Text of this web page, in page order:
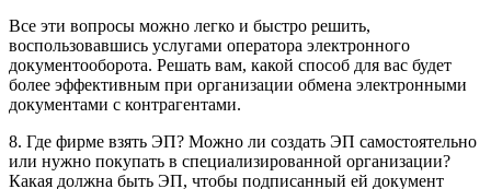
Все эти вопросы можно легко и быстро решить,
воспользовавшись услугами оператора электронного
документооборота. Решать вам, какой способ для вас будет
более эффективным при организации обмена электронными
документами с контрагентами.
8. Где фирме взять ЭП? Можно ли создать ЭП самостоятельно
или нужно покупать в специализированной организации?
Какая должна быть ЭП, чтобы подписанный ей документ